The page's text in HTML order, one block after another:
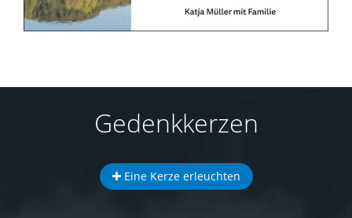
Gedenkkerzen
Eine Kerze erleuchten